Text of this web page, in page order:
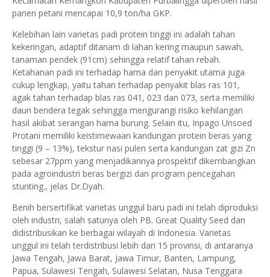
panen petani mencapai 10,9 ton/ha GKP.
Kelebihan lain varietas padi protein tinggi ini adalah tahan
kekeringan, adaptif ditanam di lahan kering maupun sawah,
tanaman pendek (91cm) sehingga relatif tahan rebah.
Ketahanan padi ini terhadap hama dan penyakit utama juga
cukup lengkap, yaitu tahan terhadap penyakit blas ras 101,
agak tahan terhadap blas ras 041, 023 dan 073, serta memiliki
daun bendera tegak sehingga mengurangi risiko kehilangan
hasil akibat serangan hama burung. Selain itu, Inpago Unsoed
Protani memiliki keistimewaan kandungan protein beras yang
tinggi (9 – 13%), tekstur nasi pulen serta kandungan zat gizi Zn
sebesar 27ppm yang menjadikannya prospektif dikembangkan
pada agroindustri beras bergizi dan program pencegahan
stunting., jelas Dr.Dyah.
Benih bersertifikat varietas unggul baru padi ini telah diproduksi
oleh industri, salah satunya oleh PB. Great Quality Seed dan
didistribusikan ke berbagai wilayah di Indonesia. Varietas
unggul ini telah terdistribusi lebih dari 15 provinsi, di antaranya
Jawa Tengah, Jawa Barat, Jawa Timur, Banten, Lampung,
Papua, Sulawesi Tengah, Sulawesi Selatan, Nusa Tenggara